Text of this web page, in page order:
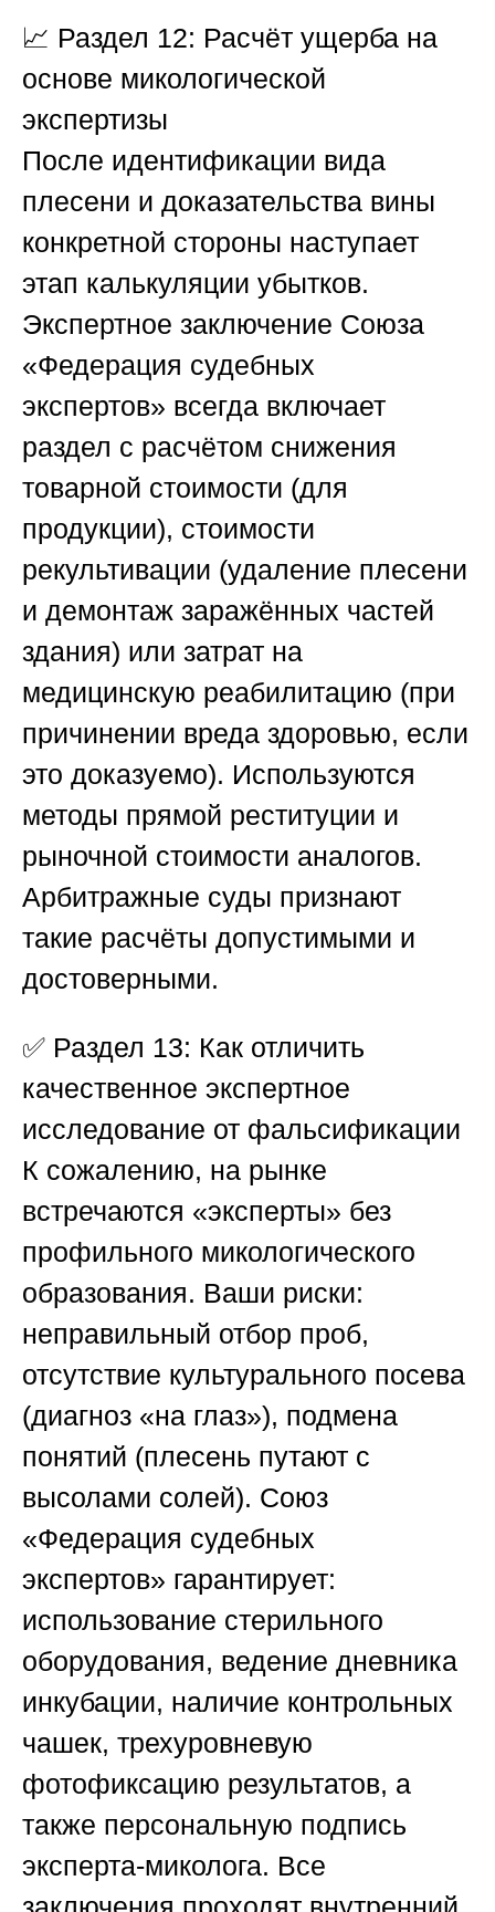
📈 Раздел 12: Расчёт ущерба на
основе микологической
экспертизы
После идентификации вида
плесени и доказательства вины
конкретной стороны наступает
этап калькуляции убытков.
Экспертное заключение Союза
«Федерация судебных
экспертов» всегда включает
раздел с расчётом снижения
товарной стоимости (для
продукции), стоимости
рекультивации (удаление плесени
и демонтаж заражённых частей
здания) или затрат на
медицинскую реабилитацию (при
причинении вреда здоровью, если
это доказуемо). Используются
методы прямой реституции и
рыночной стоимости аналогов.
Арбитражные суды признают
такие расчёты допустимыми и
достоверными.
✅ Раздел 13: Как отличить
качественное экспертное
исследование от фальсификации
К сожалению, на рынке
встречаются «эксперты» без
профильного микологического
образования. Ваши риски:
неправильный отбор проб,
отсутствие культурального посева
(диагноз «на глаз»), подмена
понятий (плесень путают с
высолами солей). Союз
«Федерация судебных
экспертов» гарантирует:
использование стерильного
оборудования, ведение дневника
инкубации, наличие контрольных
чашек, трехуровневую
фотофиксацию результатов, а
также персональную подпись
эксперта-миколога. Все